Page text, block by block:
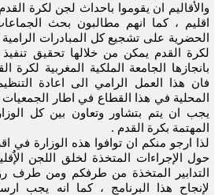
والأقاليم ان يقوموا باحداث لجن لكرة
اقليم ، كما انهم مطالبون بحث
الحضرية على تشجيع كل المبادرات
لكرة القدم يمكن من خلالها تحقيق
بانجازها الجامعة الملكية المغربية لكرة
فان هذا العمل الرامي الى اعادة
المحلية في هذا القطاع في اطار الجمعيات
يجب ان يتم بتشاور وتعاون بين كل
المهتمة بكرة القدم .
لذا ارجو منكم ان توافوا هذه الوزارة في
حول الإجراءات المتخذة لخلق اللجن
التدابير المتخذة من طرفكم ومن طرف
لإنجاح هذا البرنامج ، كما انه يجب